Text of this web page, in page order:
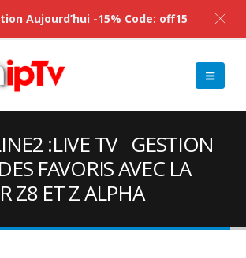
:LIVE TV GESTION
FAVORIS AVEC LA
Z8 ET Z ALPHA
Aujourd’hui -15% Code: off15